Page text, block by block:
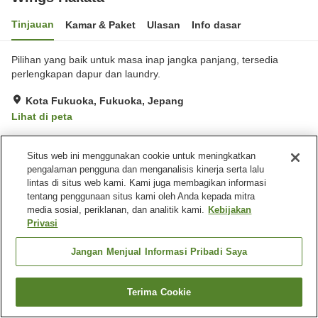
Tinjauan Kamar & Paket Ulasan Info dasar
Pilihan yang baik untuk masa inap jangka panjang, tersedia
perlengkapan dapur dan laundry.
Kota Fukuoka, Fukuoka, Jepang
Lihat di peta
Beranda Jepang Fukuoka Kota Fukuoka Wings Hakata
Cari kamar
Situs web ini menggunakan cookie untuk meningkatkan
pengalaman pengguna dan menganalisis kinerja serta lalu
lintas di situs web kami. Kami juga membagikan informasi
tentang penggunaan situs kami oleh Anda kepada mitra
media sosial, periklanan, dan analitik kami. Kebijakan
Privasi
Jangan Menjual Informasi Pribadi Saya
Terima Cookie